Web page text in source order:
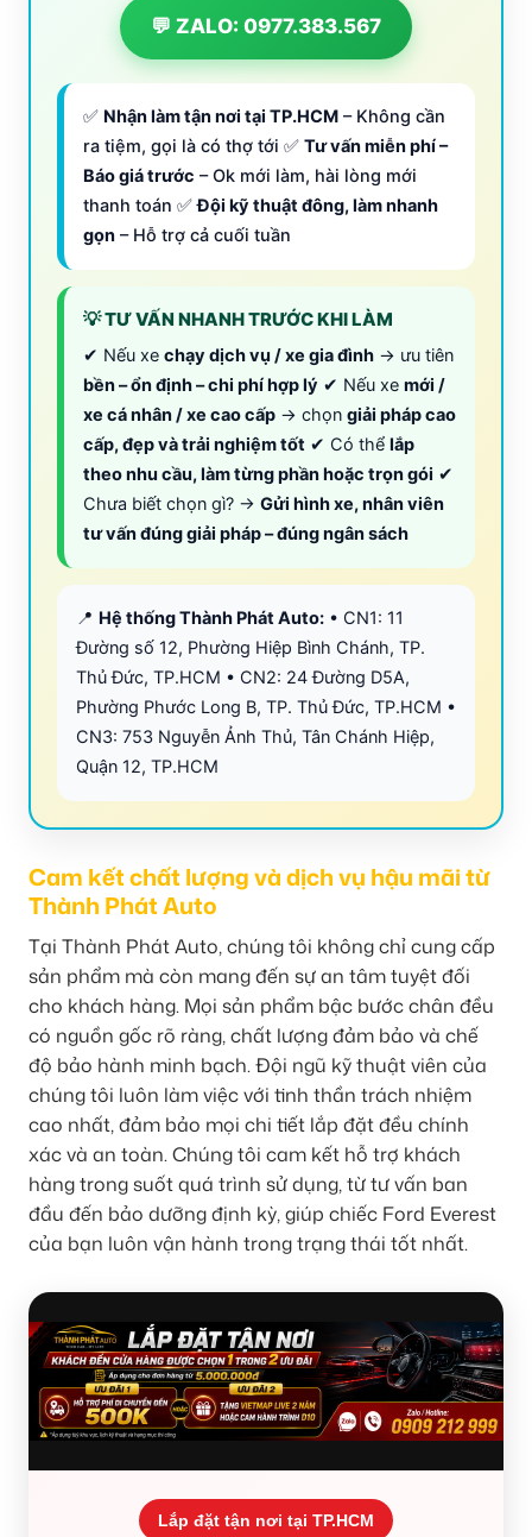
💬 ZALO: 0977.383.567
✅ Nhận làm tận nơi tại TP.HCM – Không cần
ra tiệm, gọi là có thợ tới ✅ Tư vấn miễn phí –
Báo giá trước – Ok mới làm, hài lòng mới
thanh toán ✅Đội kỹ thuật đông, làm nhanh
gọn – Hỗ trợ cả cuối tuần
💡 TƯ VẤN NHANH TRƯỚC KHI LÀM
✔ Nếu xe chạy dịch vụ / xe gia đình → ưu tiên
bền – ổn định – chi phí hợp lý ✔ Nếu xe mới /
xe cá nhân / xe cao cấp → chọn giải pháp cao
cấp, đẹp và trải nghiệm tốt ✔ Có thể lắp
theo nhu cầu, làm từng phần hoặc trọn gói ✔
Chưa biết chọn gì? → Gửi hình xe, nhân viên
tư vấn đúng giải pháp – đúng ngân sách
📍 Hệ thống Thành Phát Auto: • CN1: 11
Đường số 12, Phường Hiệp Bình Chánh, TP.
Thủ Đức, TP.HCM • CN2: 24 Đường D5A,
Phường Phước Long B, TP. Thủ Đức, TP.HCM •
CN3: 753 Nguyễn Ảnh Thủ, Tân Chánh Hiệp,
Quận 12, TP.HCM
Cam kết chất lượng và dịch vụ hậu mãi từ
Thành Phát Auto
Tại Thành Phát Auto, chúng tôi không chỉ cung cấp
sản phẩm mà còn mang đến sự an tâm tuyệt đối
cho khách hàng. Mọi sản phẩm bậc bước chân đều
có nguồn gốc rõ ràng, chất lượng đảm bảo và chế
độ bảo hành minh bạch. Đội ngũ kỹ thuật viên của
chúng tôi luôn làm việc với tinh thần trách nhiệm
cao nhất, đảm bảo mọi chi tiết lắp đặt đều chính
xác và an toàn. Chúng tôi cam kết hỗ trợ khách
hàng trong suốt quá trình sử dụng, từ tư vấn ban
đầu đến bảo dưỡng định kỳ, giúp chiếc Ford Everest
của bạn luôn vận hành trong trạng thái tốt nhất.
Lắp đặt tận nơi tại TP.HCM